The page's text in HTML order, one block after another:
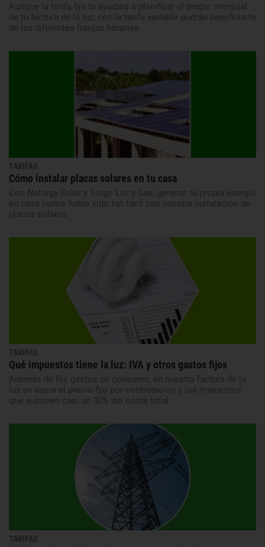
Aunque la tarifa fija te ayudará a planificar el precio mensual
de tu factura de la luz, con la tarifa variable podrás beneficiarte
de las diferentes franjas horarias.
TARIFAS
Cómo instalar placas solares en tu casa
Con Naturgy Solar y Yoigo Luz y Gas, generar tu propia energía
en casa nunca había sido tan fácil con nuestra instalación de
placas solares.
TARIFAS
Qué impuestos tiene la luz: IVA y otros gastos fijos
Además de los gastos de consumo, en nuestra factura de la
luz se suma el precio fijo por contratación y los impuestos
que suponen casi un 30% del coste total.
TARIFAS